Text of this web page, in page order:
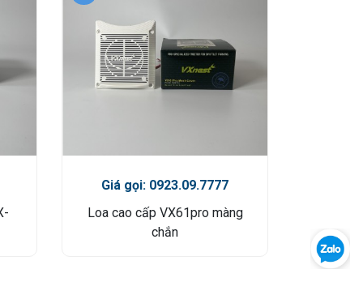
Giá gọi: 0923.09.7777
Loa cao cấp VX61pro màng
chắn